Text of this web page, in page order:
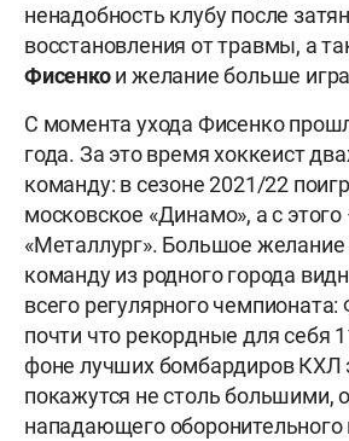
ненадобность клубу после
восстановления от травмы, а
Фисенкои желание больше
С момента ухода Фисенко
года. За это время хоккеист
команду: в сезоне 2021/22
московское «Динамо», а с
«Металлург». Большое желание
команду из родного города
всего регулярного
почти что рекордные для себя
фоне лучших бомбардиров КХЛ
покажутся не столь большими,
нападающего оборонительного